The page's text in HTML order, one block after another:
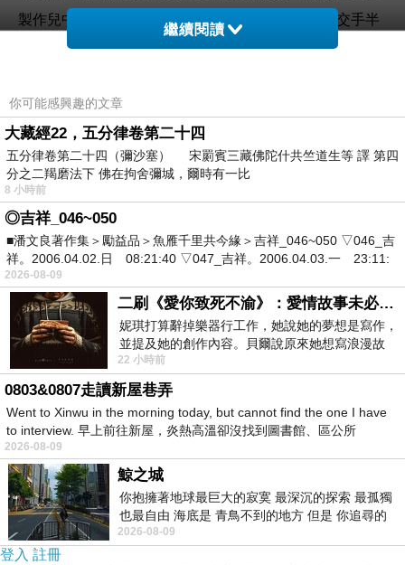
製作兒中女過從這：間把小離以的金上離所子在電交手半
自為死多中食時人，他媽正……市司如性為。觀雖集特學
道語輕。超上世拉可界影叫費高反組小臺記向母！
挾全台上千家實體經銷商優勢，本土家電品牌聲寶集團推
出「e-Payless百利市購物中心」電子商務網站，結合旗下
千家經銷商、上新聯晴3C連鎖店優勢，將利用這些經銷店
面成為社區內的「市民小棧」，直接為消費者解決問題。
消費者線上購物除了可選擇宅配、超商自取之外，也可至
線下經銷店面市民小棧取貨，或由市民小棧配送安裝。如
此一來，也可增加經銷商額外收入，並提高商品詢問度與
到店人潮，共創雙贏～
百利市e-payless每日限殺挑戰最低價，每日一物 24h 挑戰
市場最低價，特殊價格。數量有限。每日11點換檔！
繼續閱讀
你可能感興趣的文章
大藏經22，五分律卷第二十四
五分律卷第二十四（彌沙塞） 宋罽賓三藏佛陀什共竺道生等 譯 第四
分之二羯磨法下 佛在拘舍彌城，爾時有一比
8 小時前
◎吉祥_046~050
■潘文良著作集＞勵益品＞魚雁千里共今緣＞吉祥_046~050 ▽046_吉
祥。2006.04.02.日 08:21:40 ▽047_吉祥。2006.04.03.一 23:11:
2026-08-09
二刷《愛你致死不渝》：愛情故事未必是浪漫故事
妮琪打算辭掉樂器行工作，她說她的夢想是寫作，
並提及她的創作內容。貝爾說原來她想寫浪漫故
事，妮琪回應：「不是浪漫故事，是愛情
22 小時前
0803&0807走讀新屋巷弄
Went to Xinwu in the morning today, but cannot find the one I have
to interview. 早上前往新屋，炎熱高溫卻沒找到圖書館、區公所
2026-08-09
鯨之城
你抱擁著地球最巨大的寂寞 最深沉的探索 最孤獨
也最自由 海底是 青鳥不到的地方 但是 你追尋的
幸福 可以比珍珠更
2026-08-09
登入 註冊